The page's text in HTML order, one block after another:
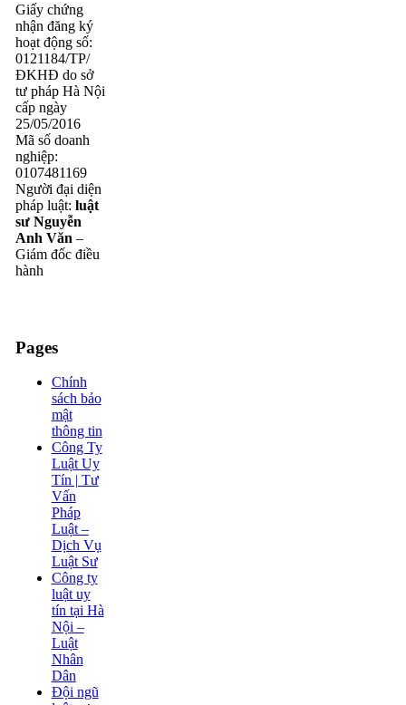
Giấy chứng
nhận đăng ký
hoạt động số:
0121184/TP/
ĐKHĐ do sở
tư pháp Hà Nội
cấp ngày
25/05/2016
Mã số doanh
nghiệp:
0107481169
Người đại diện
pháp luật: luật
sư Nguyễn
Anh Văn –
Giám đốc điều
hành
Pages
Chính
sách bảo
mật
thông tin
Công Ty
Luật Uy
Tín | Tư
Vấn
Pháp
Luật –
Dịch Vụ
Luật Sư
Công ty
luật uy
tín tại Hà
Nội –
Luật
Nhân
Dân
Đội ngũ